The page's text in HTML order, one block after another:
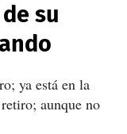
su
ya está en la
aunque no